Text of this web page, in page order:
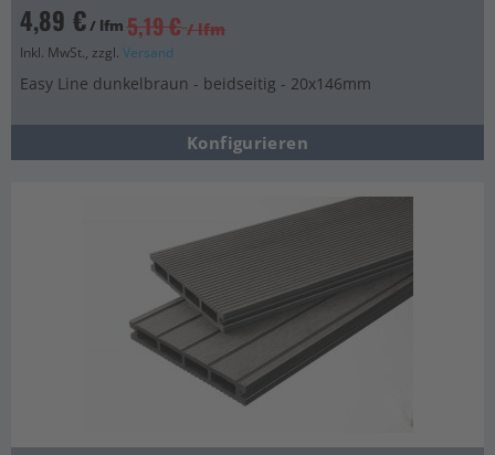
4,89 €/ lfm 5,19 € / lfm
Inkl. MwSt., zzgl. Versand
Easy Line dunkelbraun - beidseitig - 20x146mm
Konfigurieren